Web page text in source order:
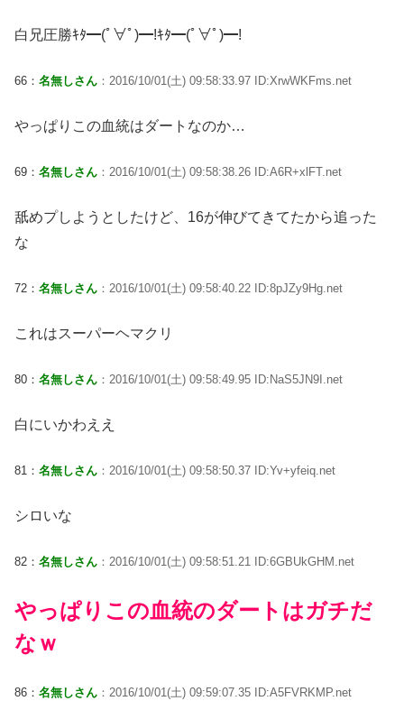
白兄圧勝ｷﾀ━(ﾟ∀ﾟ)━!ｷﾀ━(ﾟ∀ﾟ)━!
66： 名無しさん ：2016/10/01(土) 09:58:33.97 ID:XrwWKFms.net
やっぱりこの血統はダートなのか…
69： 名無しさん ：2016/10/01(土) 09:58:38.26 ID:A6R+xlFT.net
舐めプしようとしたけど、16が伸びてきてたから追った
な
72： 名無しさん ：2016/10/01(土) 09:58:40.22 ID:8pJZy9Hg.net
これはスーパーヘマクリ
80： 名無しさん ：2016/10/01(土) 09:58:49.95 ID:NaS5JN9I.net
白にいかわええ
81： 名無しさん ：2016/10/01(土) 09:58:50.37 ID:Yv+yfeiq.net
シロいな
82： 名無しさん ：2016/10/01(土) 09:58:51.21 ID:6GBUkGHM.net
やっぱりこの血統のダートはガチだ
なｗ
86： 名無しさん ：2016/10/01(土) 09:59:07.35 ID:A5FVRKMP.net